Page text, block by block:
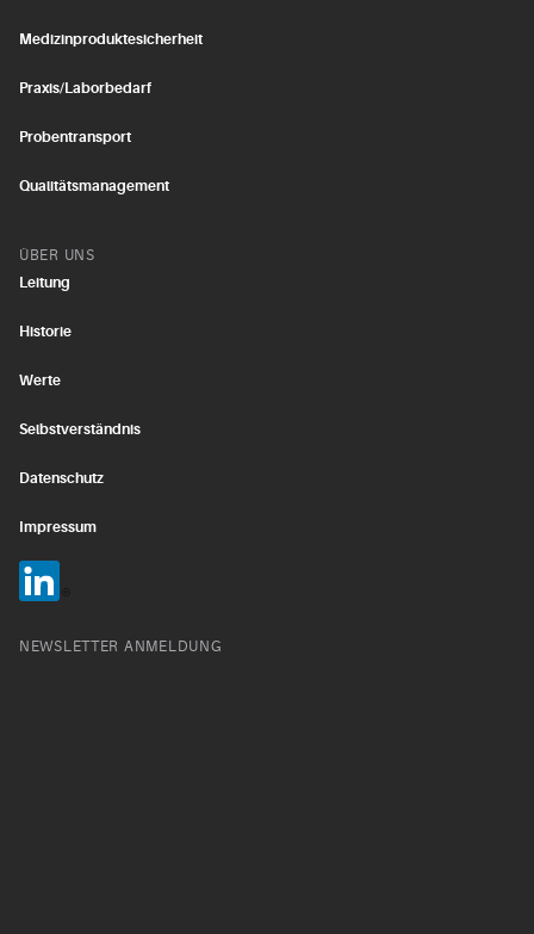
Medizinproduktesicherheit
Praxis/Laborbedarf
Probentransport
Qualitätsmanagement
ÜBER UNS
Leitung
Historie
Werte
Selbstverständnis
Datenschutz
Impressum
NEWSLETTER ANMELDUNG